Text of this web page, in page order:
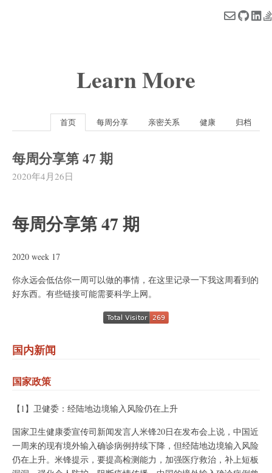
Learn More
首页 每周分享 亲密关系 健康 归档
每周分享第 47 期
2020年4月26日
每周分享第 47 期
2020 week 17
你永远会低估你一周可以做的事情，在这里记录一下我这周看到的
好东西。有些链接可能需要科学上网。
国内新闻
国家政策
【1】卫健委：经陆地边境输入风险仍在上升
国家卫生健康委宣传司新闻发言人米锋20日在发布会上说，中国近
一周来的现有境外输入确诊病例持续下降，但经陆地边境输入风险
仍在上升。米锋提示，要提高检测能力，加强医疗救治，补上短板